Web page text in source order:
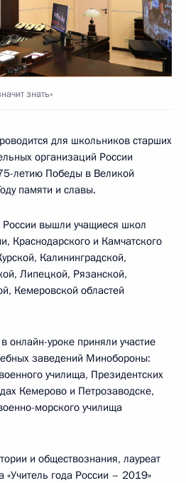
знать»
для школьников старших
организаций России
летию Победы в Великой
памяти и славы.
вышли учащиеся школ
Краснодарского и Камчатского
Калининградской,
Липецкой, Рязанской,
Кемеровской областей
онлайн-уроке приняли участие
заведений Минобороны:
училища, Президентских
Кемерово и Петрозаводске,
морского училища
и обществознания, лауреат
«Учитель года России – 2019»